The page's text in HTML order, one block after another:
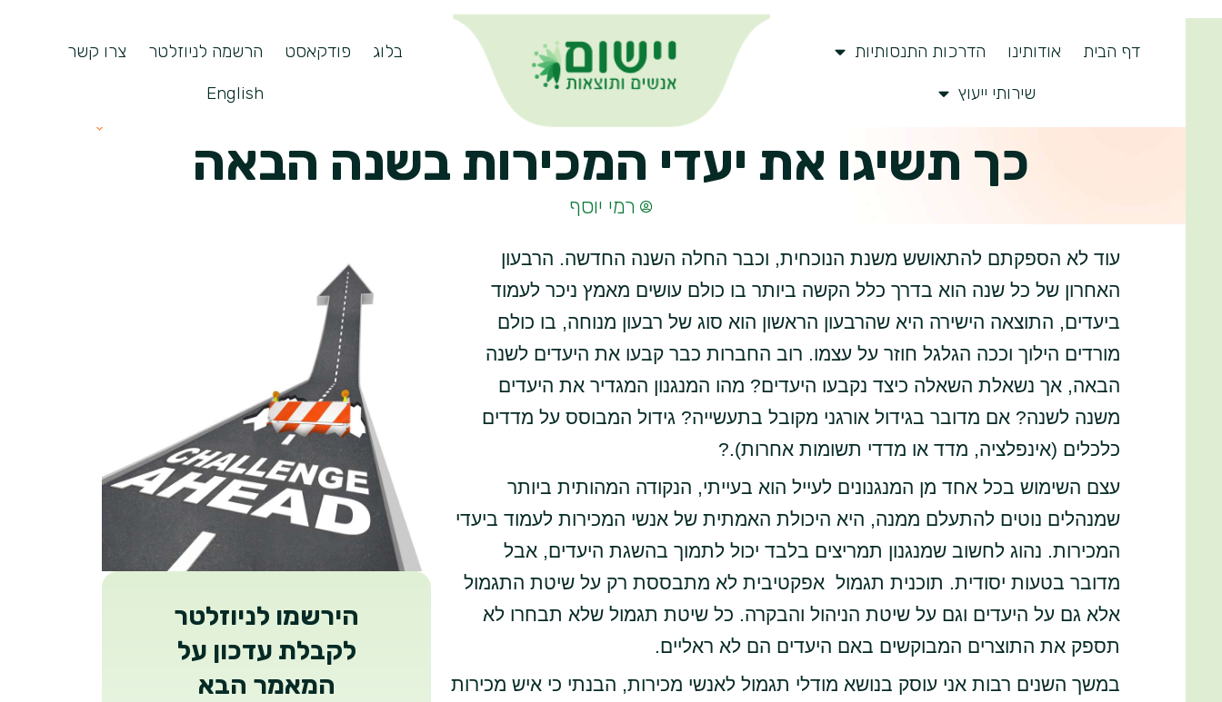
דף הבית אודותינו
הדרכות התנסותיות
שירותי ייעוץ
בלוג פודקאסט הרשמה לניוזלטר
צרו קשר
English
כך תשיגו את יעדי המכירות בשנה הבאה
רמי יוסף
עוד לא הספקתם להתאושש משנת הנוכחית, וכבר החלה השנה החדשה. הרבעון
האחרון של כל שנה הוא בדרך כלל הקשה ביותר בו כולם עושים מאמץ ניכר לעמוד
ביעדים, התוצאה הישירה היא שהרבעון הראשון הוא סוג של רבעון מנוחה, בו כולם
מורדים הילוך וככה הגלגל חוזר על עצמו. רוב החברות כבר קבעו את היעדים לשנה
הבאה, אך נשאלת השאלה כיצד נקבעו היעדים? מהו המנגנון המגדיר את היעדים
משנה לשנה? אם מדובר בגידול אורגני מקובל בתעשייה? גידול המבוסס על מדדים
כלכלים (אינפלציה, מדד או מדדי תשומות אחרות).?
עצם השימוש בכל אחד מן המנגנונים לעייל הוא בעייתי, הנקודה המהותית ביותר
שמנהלים נוטים להתעלם ממנה, היא היכולת האמתית של אנשי המכירות לעמוד ביעדי
המכירות. נהוג לחשוב שמנגנון תמריצים בלבד יכול לתמוך בהשגת היעדים, אבל
מדובר בטעות יסודית. תוכנית תגמול אפקטיבית לא מתבססת רק על שיטת התגמול
אלא גם על היעדים וגם על שיטת הניהול והבקרה. כל שיטת תגמול שלא תבחרו לא
תספק את התוצרים המבוקשים באם היעדים הם לא ראליים.
במשך השנים רבות אני עוסק בנושא מודלי תגמול לאנשי מכירות, הבנתי כי איש מכירות
הירשמו לניוזלטר
לקבלת עדכון על
המאמר הבא